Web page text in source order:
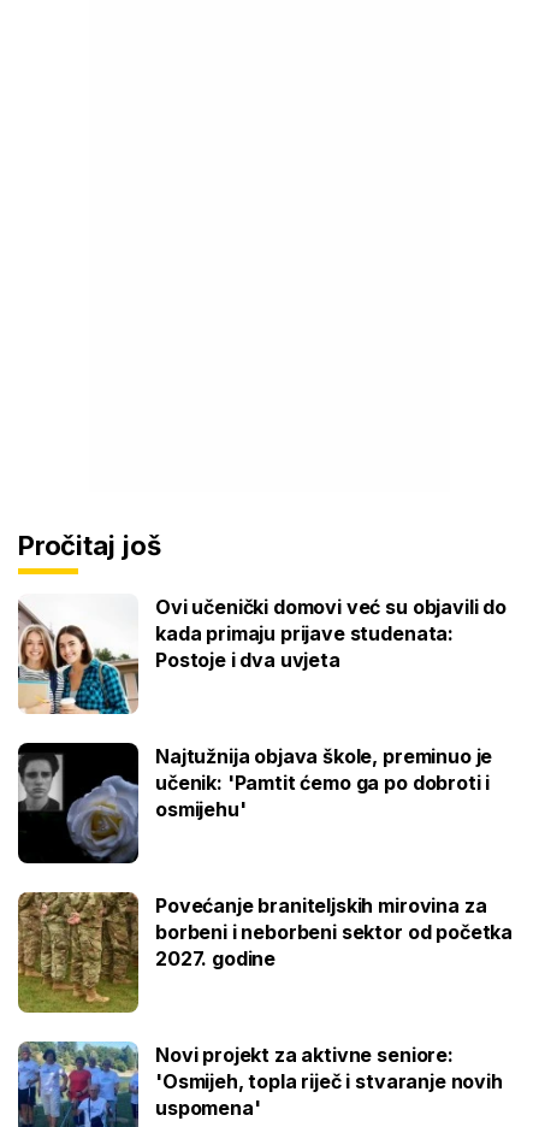
Pročitaj još
Ovi učenički domovi već su objavili do
kada primaju prijave studenata:
Postoje i dva uvjeta
Najtužnija objava škole, preminuo je
učenik: 'Pamtit ćemo ga po dobroti i
osmijehu'
Povećanje braniteljskih mirovina za
borbeni i neborbeni sektor od početka
2027. godine
Novi projekt za aktivne seniore:
'Osmijeh, topla riječ i stvaranje novih
uspomena'